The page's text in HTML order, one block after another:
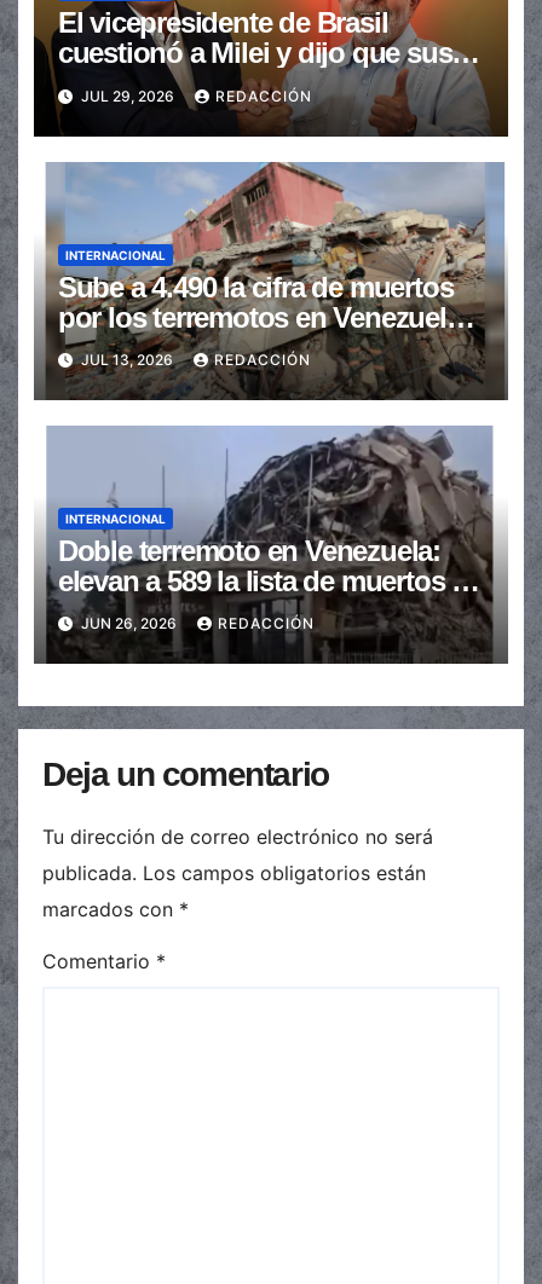
El vicepresidente de Brasil
cuestionó a Milei y dijo que sus
ataques “perjudican a la
Argentina”
JUL 29, 2026 REDACCIÓN
INTERNACIONAL
Sube a 4.490 la cifra de muertos
por los terremotos en Venezuela y
hay 16.740 heridos
JUL 13, 2026 REDACCIÓN
INTERNACIONAL
Doble terremoto en Venezuela:
elevan a 589 la lista de muertos y
buscan sobrevivientes
JUN 26, 2026 REDACCIÓN
Deja un comentario
Tu dirección de correo electrónico no será
publicada. Los campos obligatorios están
marcados con *
Comentario *